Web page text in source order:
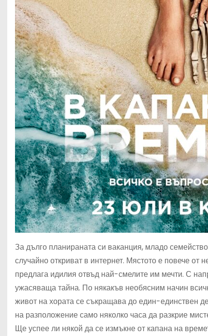
За дълго планираната си ваканция, младо
случайно откриват в интернет. Мястото е повече от
предлага идилия отвъд най-смелите им мечти. С
ужасяваща тайна. По някакъв необясним начин
живот на хората се съкращава до един-единствен
на разположение само няколко часа да разкрие
Ще успее ли някой да се измъкне от капана на